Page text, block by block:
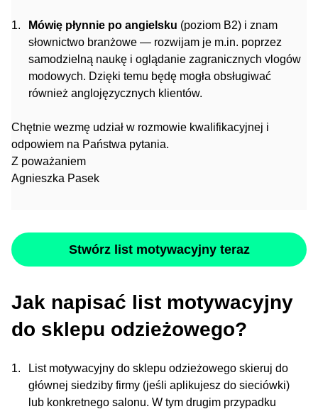
Mówię płynnie po angielsku (poziom B2) i znam
słownictwo branżowe — rozwijam je m.in. poprzez
samodzielną naukę i oglądanie zagranicznych vlogów
modowych. Dzięki temu będę mogła obsługiwać
również anglojęzycznych klientów.
Chętnie wezmę udział w rozmowie kwalifikacyjnej i
odpowiem na Państwa pytania.
Z poważaniem
Agnieszka Pasek
Stwórz list motywacyjny teraz
Jak napisać list motywacyjny
do sklepu odzieżowego?
List motywacyjny do sklepu odzieżowego skieruj do
głównej siedziby firmy (jeśli aplikujesz do sieciówki)
lub konkretnego salonu. W tym drugim przypadku